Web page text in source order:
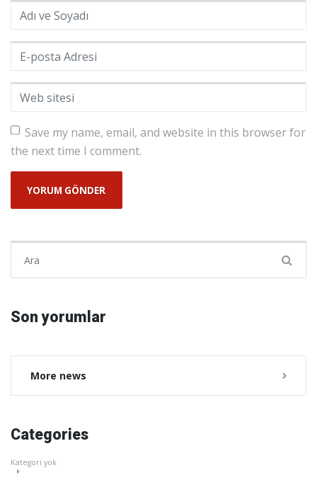
Adı ve Soyadı *
E-posta Adresi
Web sitesi
Save my name, email, and website in this browser for
the next time I comment.
Son yorumlar
More news
Categories
Kategori yok